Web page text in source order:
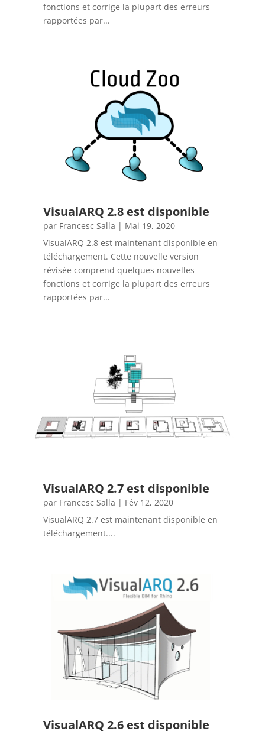
fonctions et corrige la plupart des erreurs
rapportées par...
VisualARQ 2.8 est disponible
par Francesc Salla | Mai 19, 2020
VisualARQ 2.8 est maintenant disponible en
téléchargement. Cette nouvelle version
révisée comprend quelques nouvelles
fonctions et corrige la plupart des erreurs
rapportées par...
VisualARQ 2.7 est disponible
par Francesc Salla | Fév 12, 2020
VisualARQ 2.7 est maintenant disponible en
téléchargement....
VisualARQ 2.6 est disponible